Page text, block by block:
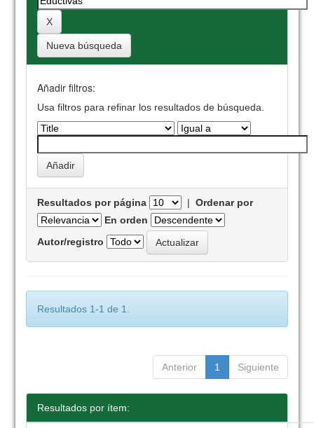
Nueva búsqueda
Añadir filtros:
Usa filtros para refinar los resultados de búsqueda.
Resultados por página |Ordenar por
En orden
Autor/registro
Resultados 1-1 de 1.
Anterior 1 Siguiente
Resultados por ítem: